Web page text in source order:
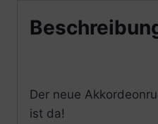
Der neue
ist da!